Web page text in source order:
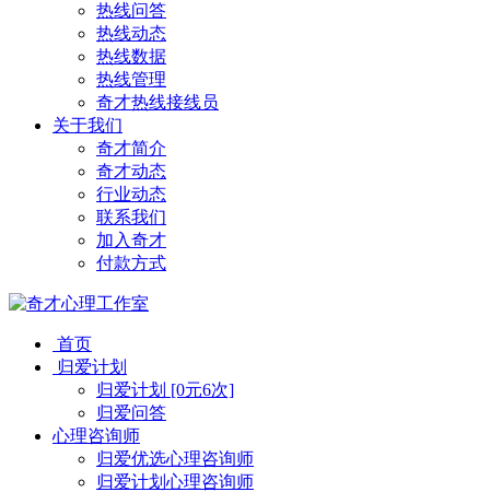
热线问答
热线动态
热线数据
热线管理
奇才热线接线员
关于我们
奇才简介
奇才动态
行业动态
联系我们
加入奇才
付款方式
首页
归爱计划
归爱计划 [0元6次]
归爱问答
心理咨询师
归爱优选心理咨询师
归爱计划心理咨询师